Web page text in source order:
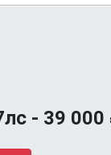
- 39 000